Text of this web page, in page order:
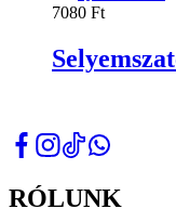
7080 Ft
RÓLUNK